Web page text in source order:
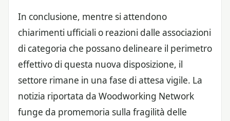
In conclusione, mentre si attendono
chiarimenti ufficiali o reazioni dalle associazioni
di categoria che possano delineare il perimetro
effettivo di questa nuova disposizione, il
settore rimane in una fase di attesa vigile. La
notizia riportata da Woodworking Network
funge da promemoria sulla fragilità delle